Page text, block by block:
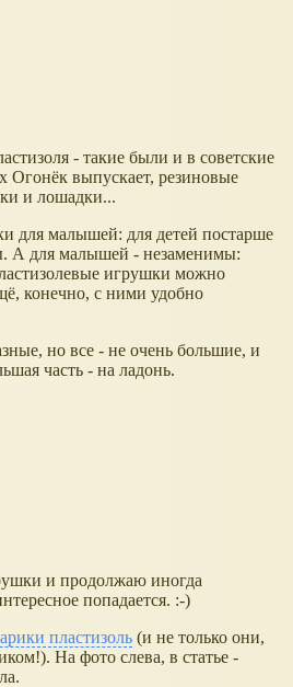
- такие были и в советские
Огонёк выпускает, резиновые
и лошадки...
для малышей: для детей постарше
А для малышей - незаменимы:
игрушки можно
конечно, с ними удобно
но все - не очень большие, и
часть - на ладонь.
и продолжаю иногда
попадается. :-)
пластизоль (и не только они,
На фото слева, в статье -